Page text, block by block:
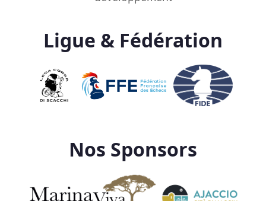
Ligue & Fédération
Nos Sponsors